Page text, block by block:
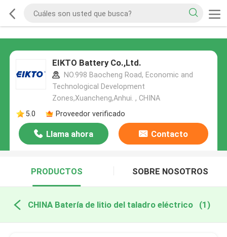
EIKTO Battery Co.,Ltd.
NO.998 Baocheng Road, Economic and
Technological Development
Zones,Xuancheng,Anhui. , CHINA
5.0
Proveedor verificado
Llama ahora Contacto
PRODUCTOS SOBRE NOSOTROS
CHINA Batería de litio del taladro eléctrico (1)